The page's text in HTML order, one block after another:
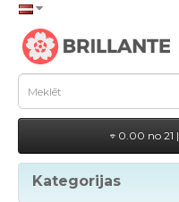
0.00 no 21 |
Kategorijas